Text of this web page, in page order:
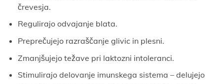
črevesja.
Regulirajo odvajanje blata.
Preprečujejo razraščanje glivic in plesni.
Zmanjšujejo težave pri laktozni intoleranci.
Stimulirajo delovanje imunskega sistema – delujejo